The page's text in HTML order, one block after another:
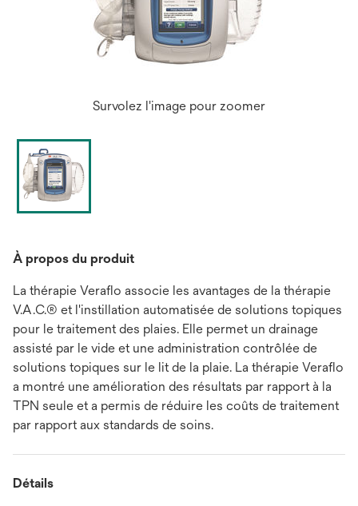
Survolez l'image pour zoomer
À propos du produit
La thérapie Veraflo associe les avantages de la thérapie
V.A.C.® et l'instillation automatisée de solutions topiques
pour le traitement des plaies. Elle permet un drainage
assisté par le vide et une administration contrôlée de
solutions topiques sur le lit de la plaie. La thérapie Veraflo
a montré une amélioration des résultats par rapport à la
TPN seule et a permis de réduire les coûts de traitement
par rapport aux standards de soins.
Détails